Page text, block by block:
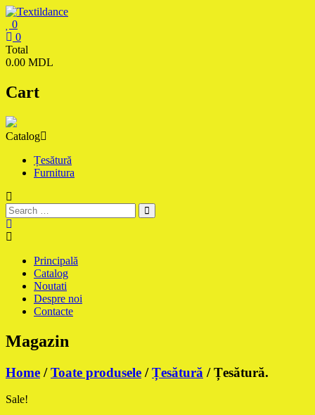
Skip
to
content
Textildance.md
0
0
Total
0.00 MDL
Cart
Catalog
Țesătură
Furnitura
Principală
Catalog
Noutati
Despre noi
Contacte
Magazin
Home /Toate produsele /Țesătură / Țesătură.
Sale!